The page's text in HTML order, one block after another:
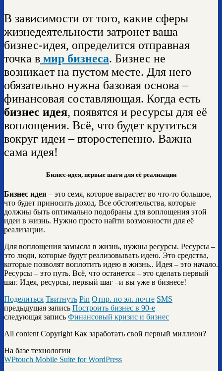
В зависимости от того, какие сферы
жизнедеятельности затронет ваша
бизнес-идея, определится отправная
точка в мир бизнеса. Бизнес не
возникает на пустом месте. Для него
обязательно нужна базовая основа –
финансовая составляющая. Когда есть
бизнес идея, появятся и ресурсы для её
воплощения. Всё, что будет крутиться
вокруг идеи – второстепенно. Важна
сама идея!
Бизнес-идея, первые шаги для её реализации
Бизнес идея – это семя, которое вырастет во что-то большое,
что будет приносить доход. Все обстоятельства, которые
должны быть оптимально подобраны для воплощения этой
идеи в жизнь. Нужно просто найти возможности для её
реализации.
Для воплощения замысла в жизнь, нужны ресурсы. Ресурсы –
это люди, которые будут реализовывать идею. Это средства,
которые позволят воплотить идею в жизнь.. Идея – это начало.
Ресурсы – это путь. Всё, что останется – это сделать первый
шаг. Идея, ресурсы, первый шаг –и вы уже в бизнесе!
Поделиться Твитнуть Pin Отпр. по эл. почте SMS
предыдущая запись Построить бизнес в 90-е
следующая запись Финансовый кризис и бизнес
All content Copyright Как заработать свой первый миллион?
На базе технологии
WPtouch Mobile Suite for WordPress